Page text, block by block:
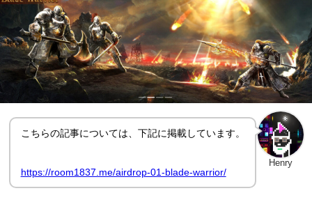
Henry
こちらの記事については、下記に掲載しています。
https://room1837.me/airdrop-01-blade-warrior/